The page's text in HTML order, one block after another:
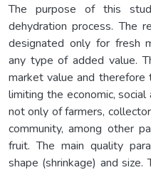
The purpose of this
dehydration process. The
designated only for fresh
any type of added value.
market value and
limiting the economic,
not only of farmers,
community, among other
fruit. The main quality
shape (shrinkage) and size.